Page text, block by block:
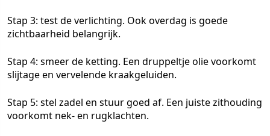
Stap 3: test de verlichting. Ook overdag is goede
zichtbaarheid belangrijk.
Stap 4: smeer de ketting. Een druppeltje olie voorkomt
slijtage en vervelende kraakgeluiden.
Stap 5: stel zadel en stuur goed af. Een juiste zithouding
voorkomt nek- en rugklachten.